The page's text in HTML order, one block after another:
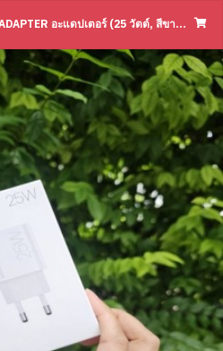
SAMSUNG 25W POWER ADAPTER อะแดปเตอร์ (25 วัตต์, สีขาว) รุ่น Z-BCWI146BWHAA(BY SUPERTSTORE)